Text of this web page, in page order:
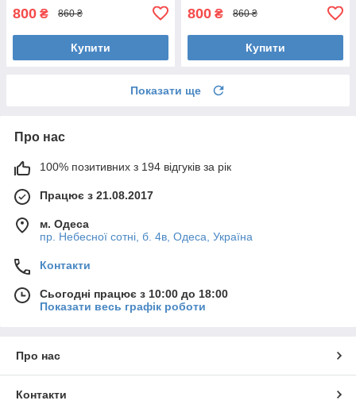
800 ₴ 860 ₴
Купити
800 ₴ 860 ₴
Купити
Показати ще
Про нас
100% позитивних з 194 відгуків за рік
Працює з 21.08.2017
м. Одеса
пр. Небесної сотні, б. 4в, Одеса, Україна
Контакти
Сьогодні працює з 10:00 до 18:00
Показати весь графік роботи
Про нас
Контакти